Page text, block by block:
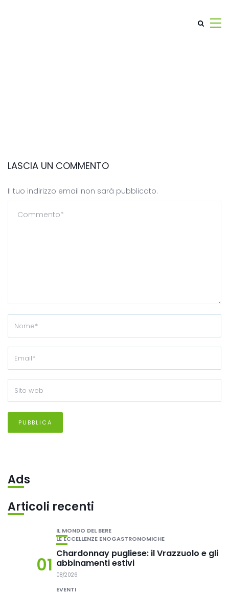
LASCIA UN COMMENTO
Il tuo indirizzo email non sarà pubblicato.
Ads
Articoli recenti
01
IL MONDO DEL BERE
LE ECCELLENZE ENOGASTRONOMICHE
Chardonnay pugliese: il Vrazzuolo e gli
abbinamenti estivi
08/2026
EVENTI